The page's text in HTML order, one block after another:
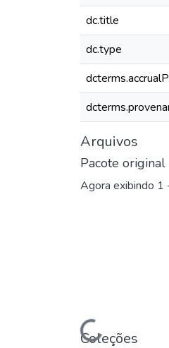
dc.title
dc.type
Arquivos
Pacote original
Agora exibindo 1
Coleções